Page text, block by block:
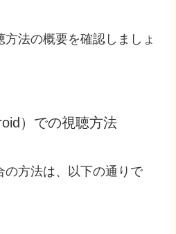
法の概要を確認しましょ
）での視聴方法
の方法は、以下の通りで